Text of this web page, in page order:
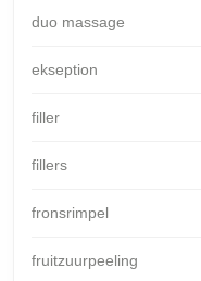
duo massage
ekseption
filler
fillers
fronsrimpel
fruitzuurpeeling